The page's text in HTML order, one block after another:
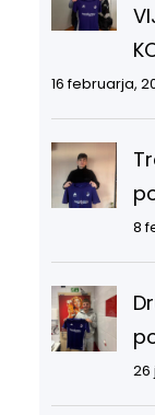
16 februarja,
8
26